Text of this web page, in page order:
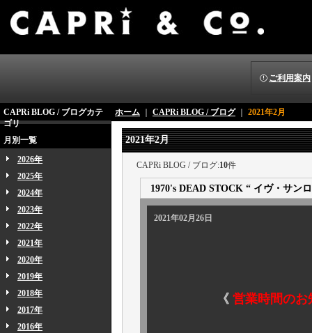
ご利用案内
CAPRi BLOG / ブログカテ
ゴリ
月別一覧
2026年
2025年
2024年
2023年
2022年
2021年
2020年
2019年
2018年
2017年
2016年
ホーム CAPRi BLOG / ブログ｜ 2021年2月
2021年2月
CAPRi BLOG / ブログ:10件
1970's DEAD STOCK “ イヴ・サン
2021年02月26日
《 営業時間の